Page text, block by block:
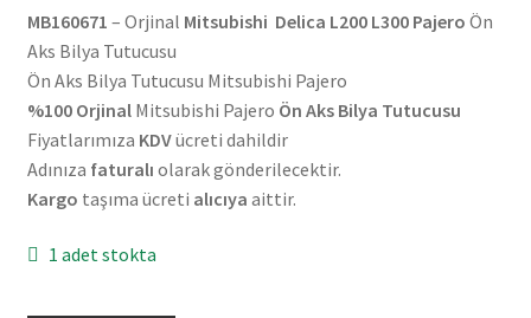
MB160671 – Orjinal Mitsubishi Delica L200 L300 Pajero Ön
Aks Bilya Tutucusu
Ön Aks Bilya Tutucusu Mitsubishi Pajero
%100 OrjinalMitsubishi Pajero Ön Aks Bilya Tutucusu
Fiyatlarımıza KDVücreti dahildir
Adınıza faturalı olarak gönderilecektir.
Kargo taşıma ücreti alıcıya aittir.
1 adet stokta